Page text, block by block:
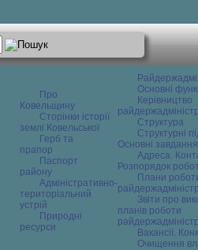
Про
Ковельщину
Сторінки історії
землі Ковельської
Герб та
прапор
Паспорт
району
Адміністративно-
територіальний
устрій
Природні
ресурси
Основні
Керівництво
Структура
Структурні
Основні завдання
Адреса.
Розпорядок
Плани
Звіти про
планів роботи
Вакансії.
Очищення